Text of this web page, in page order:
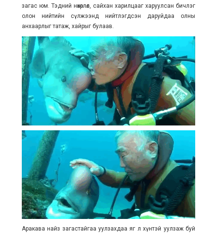
загас юм. Тэдний нөхөрлөл, сайхан харилцааг харуулсан бичлэг
олон нийтийн сүлжээнд нийтлэгдсэн даруйдаа олны
анхаарлыг татаж, хайрыг булаав.
Аракава найз загастайгаа уулзахдаа яг л хүнтэй уулзаж буй